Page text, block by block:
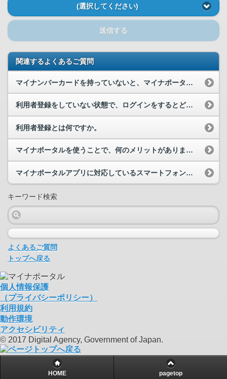
(選択してください)
送信する
関連するよくあるご質問
マイナンバーカードを持っていないと、マイナポータルを利用できないのですか？
利用者登録をしていない状態で、ログインをするとどうなりますか。
利用者登録とは何ですか。
マイナポータルを使うことで、何のメリットがありますか？
マイナポータルアプリに対応しているスマートフォン等を教えてください。
キーワード検索
よくあるご質問
トップへ戻る
個人情報保護
（プライバシーポリシー）
利用規約
動作環境
アクセシビリティ
© 2017 Digital Agency, Government of Japan.
HOME pagetop